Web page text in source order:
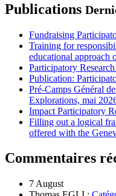
Publications
Fundraising
Training for
educational approach
Participatory
Publication:
Pré-Camps Général
Explorations, mai
Impact Participatory
Filling out a logical
offered with the
Commentaires
7 August